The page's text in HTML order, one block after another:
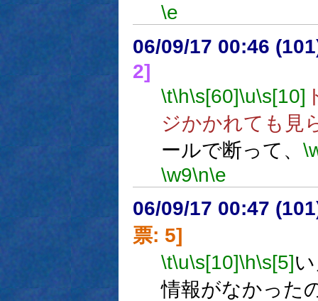
\e
06/09/17 00:46
2]
\t\h\s[60]\u\s[10]
ジかかれても見
ールで断って、
\w9\n\e
06/09/17 00:47
票: 5]
\t\u\s[10]\h\s[5]
情報がなかった